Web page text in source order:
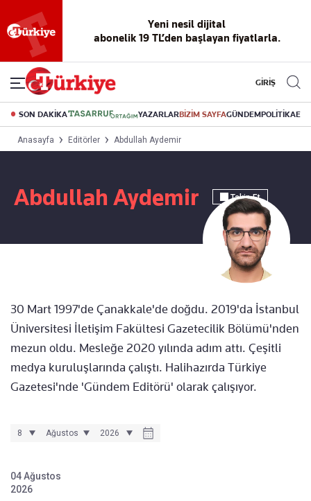
Yeni nesil dijital
abonelik 19 TL’den başlayan fiyatlarla.
GİRİŞ
SON DAKİKA YAZARLARBİZİM SAYFAGÜNDEMPOLİTİKA
Anasayfa Editörler Abdullah Aydemir
Abdullah Aydemir Takip Et
30 Mart 1997'de Çanakkale'de doğdu. 2019'da İstanbul
Üniversitesi İletişim Fakültesi Gazetecilik Bölümü'nden
mezun oldu. Mesleğe 2020 yılında adım attı. Çeşitli
medya kuruluşlarında çalıştı. Halihazırda Türkiye
Gazetesi'nde 'Gündem Editörü' olarak çalışıyor.
04 Ağustos
2026